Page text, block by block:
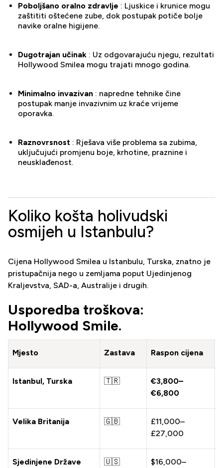
Poboljšano oralno zdravlje : Ljuskice i krunice mogu
zaštititi oštećene zube, dok postupak potiče bolje
navike oralne higijene.
Dugotrajan učinak : Uz odgovarajuću njegu, rezultati
Hollywood Smilea mogu trajati mnogo godina.
Minimalno invazivan : napredne tehnike čine
postupak manje invazivnim uz kraće vrijeme
oporavka.
Raznovrsnost : Rješava više problema sa zubima,
uključujući promjenu boje, krhotine, praznine i
neusklađenost.
Koliko košta holivudski
osmijeh u Istanbulu?
Cijena Hollywood Smilea u Istanbulu, Turska, znatno je
pristupačnija nego u zemljama poput Ujedinjenog
Kraljevstva, SAD-a, Australije i drugih.
Usporedba troškova:
Hollywood Smile.
Mjesto Zastava Raspon cijena
Istanbul, Turska 🇹🇷
€3,800–
€6,800
Velika Britanija 🇬🇧
£11,000–
£27,000
Sjedinjene Države 🇺🇸
$16,000–